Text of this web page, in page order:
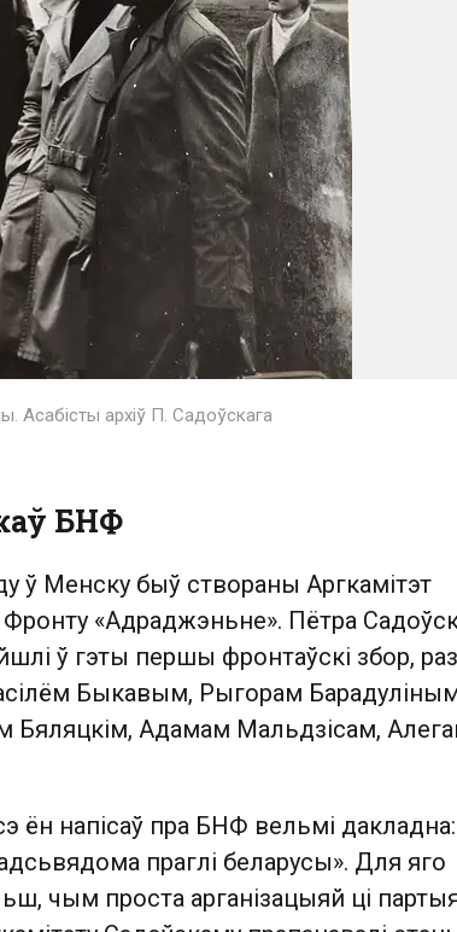
Асабісты архіў П. Садоўскага
БНФ
ў Менску быў створаны Аргкамітэт
Фронту «Адраджэньне». Пётра
ў гэты першы фронтаўскі збор,
Быкавым, Рыгорам
Бяляцкім, Адамам Мальдзісам,
ён напісаў пра БНФ вельмі дакладна:
праглі беларусы». Для яго
чым проста арганізацыяй ці